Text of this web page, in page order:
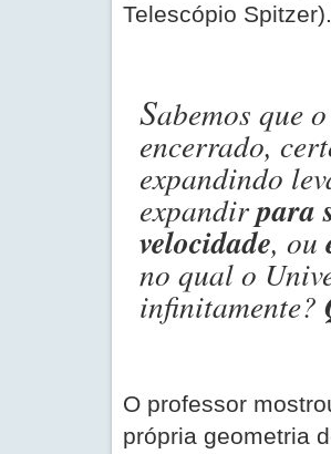
Telescópio Spitzer).
Sabemos que
encerrado,
expandindo
expandirpara
velocidade, ou
no qual o
infinitamente?
O professor
própria geometria